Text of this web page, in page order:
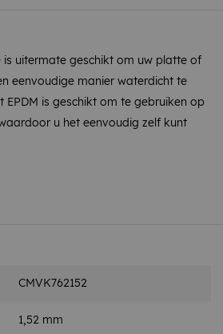
is uitermate geschikt om uw platte of
eenvoudige manier waterdicht te
EPDM is geschikt om te gebruiken op
u het eenvoudig zelf kunt
EPDM is dan ook dé
De EPDM-folie voldoet aan de
CMVK762152
1,52 mm